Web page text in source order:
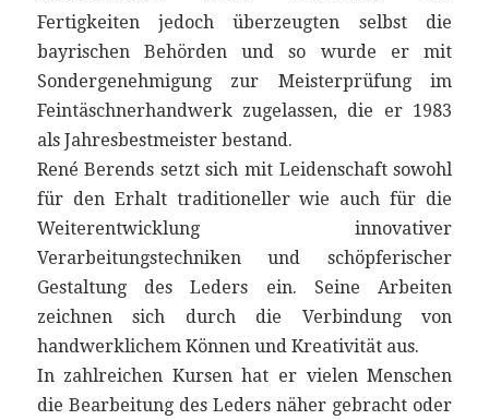
Fertigkeiten jedoch überzeugten selbst die
bayrischen Behörden und so wurde er mit
Sondergenehmigung zur Meister­prüfung im
Feintäschnerhandwerk zugelassen, die er 1983
als Jahresbestmeister bestand.
René Berends setzt sich mit Leidenschaft sowohl
für den Erhalt traditioneller wie auch für die
Weiterentwicklung innovativer
Verarbeitungstechniken und schöpferischer
Gestaltung des Leders ein. Seine Arbeiten
zeichnen sich durch die Verbindung von
handwerklichem Können und Kreativität aus.
In zahlreichen Kursen hat er vielen Menschen
die Bearbeitung des Leders näher gebracht oder